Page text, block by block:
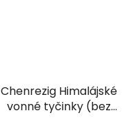
Chenrezig Himalájské
vonné tyčinky (bez